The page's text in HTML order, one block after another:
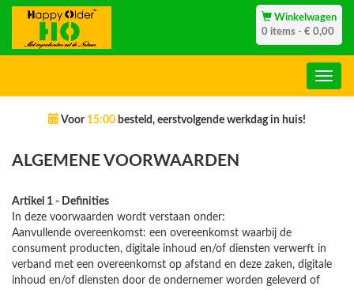
Winkelwagen
0 items - € 0,00
Voor 15:00 besteld, eerstvolgende werkdag in huis!
ALGEMENE VOORWAARDEN
Artikel 1 - Definities
In deze voorwaarden wordt verstaan onder:
Aanvullende overeenkomst: een overeenkomst waarbij de
consument producten, digitale inhoud en/of diensten verwerft in
verband met een overeenkomst op afstand en deze zaken, digitale
inhoud en/of diensten door de ondernemer worden geleverd of